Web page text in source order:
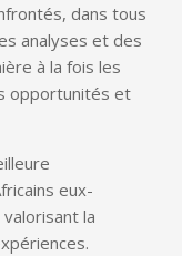
dans tous
analyses et des
à la fois les
opportunités et
eux-
la